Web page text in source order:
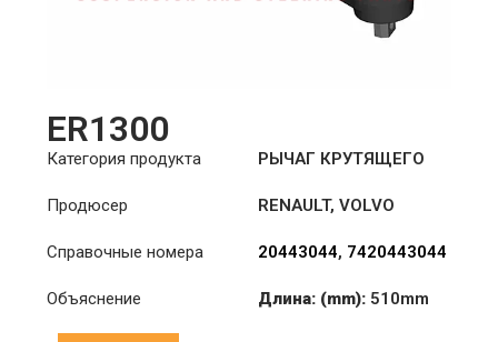
ER1300
Категория продукта
РЫЧАГ КРУТЯЩЕГО
Продюсер
RENAULT,VOLVO
Справочные номера 20443044, 7420443044
Объяснение Длина: (mm): 510mm